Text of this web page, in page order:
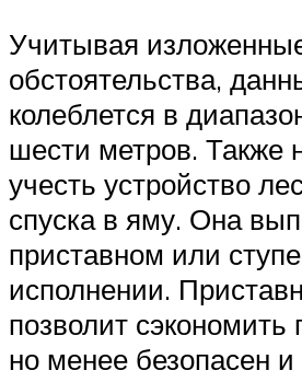
Учитывая
обстоятельства,
колеблется в
шести метров. Также
учесть устройство
спуска в яму. Она
приставном или
исполнении.
позволит сэкономить
но менее безопасен и